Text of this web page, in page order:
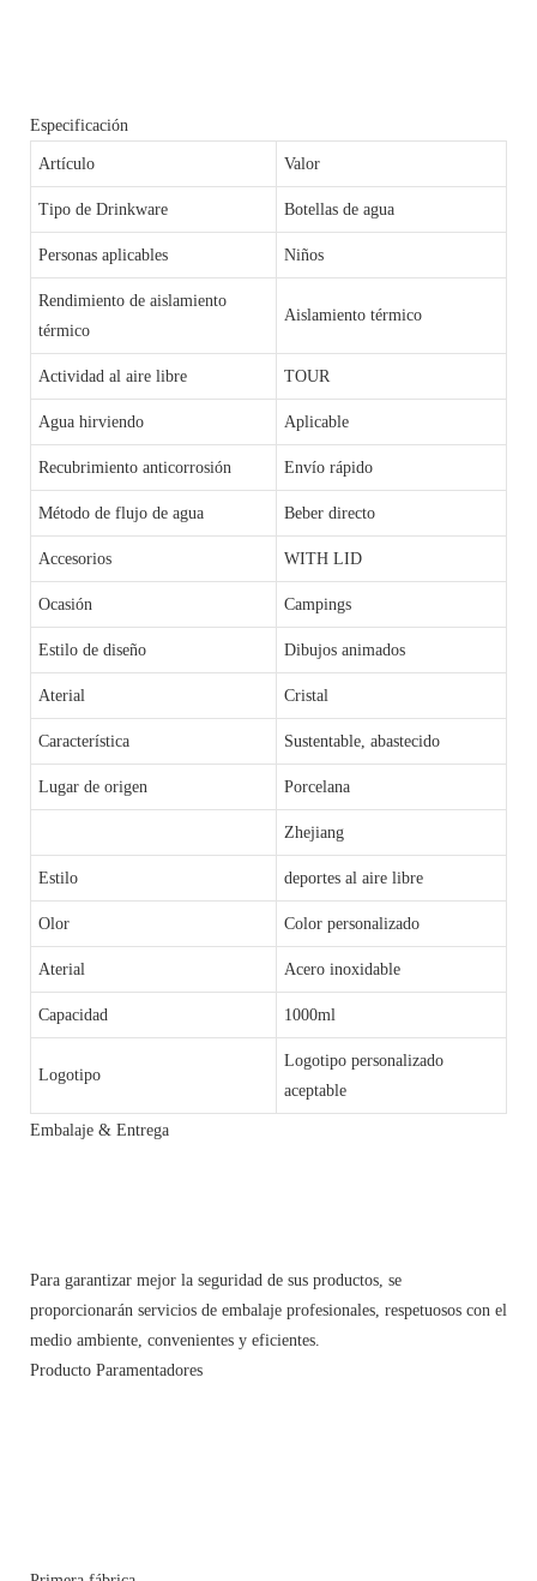
Especificación
Artículo Valor
Tipo de Drinkware Botellas de agua
Personas aplicables Niños
Rendimiento de aislamiento
térmico
Aislamiento térmico
Actividad al aire libre TOUR
Agua hirviendo Aplicable
Recubrimiento anticorrosión Envío rápido
Método de flujo de agua Beber directo
Accesorios WITH LID
Ocasión Campings
Estilo de diseño Dibujos animados
Aterial Cristal
Característica Sustentable, abastecido
Lugar de origen Porcelana
Zhejiang
Estilo deportes al aire libre
Olor Color personalizado
Aterial Acero inoxidable
Capacidad 1000ml
Logotipo
Logotipo personalizado
aceptable
Embalaje & Entrega
Para garantizar mejor la seguridad de sus productos, se
proporcionarán servicios de embalaje profesionales, respetuosos con el
medio ambiente, convenientes y eficientes.
Producto Paramentadores